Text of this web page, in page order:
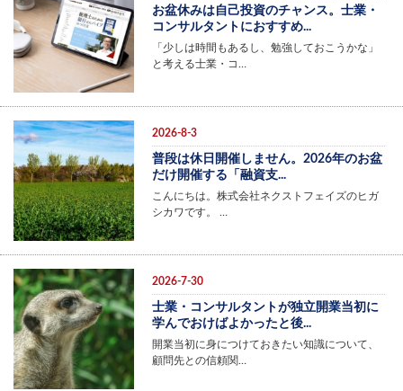
お盆休みは自己投資のチャンス。士業・
コンサルタントにおすすめ...
「少しは時間もあるし、勉強しておこうかな」
と考える士業・コ…
2026-8-3
普段は休日開催しません。2026年のお盆
だけ開催する「融資支...
こんにちは。株式会社ネクストフェイズのヒガ
シカワです。 …
2026-7-30
士業・コンサルタントが独立開業当初に
学んでおけばよかったと後...
開業当初に身につけておきたい知識について、
顧問先との信頼関…